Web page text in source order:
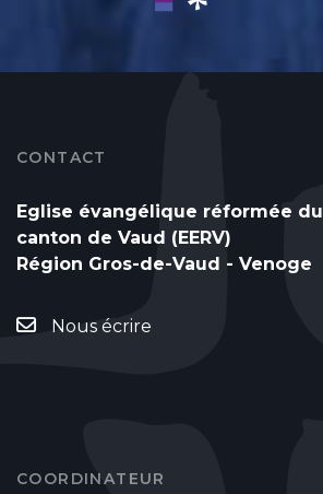
CONTACT
Eglise évangélique réformée du
canton de Vaud (EERV)
Région Gros-de-Vaud - Venoge
Nous écrire
COORDINATEUR